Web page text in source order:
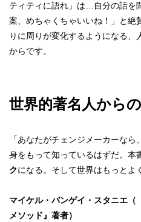
ティティに語れ」は…自分の話を
案、めちゃくちゃいいね！
」と絶
りに周りが変化するようになる、
からです。
世界的著名人から
「あなたがチェンジメーカーな
身をもって知っているはずだ。本
クになる。そして世界はもっとよ
マイケル・バンゲイ・スタニエ（
メソッド』著者）